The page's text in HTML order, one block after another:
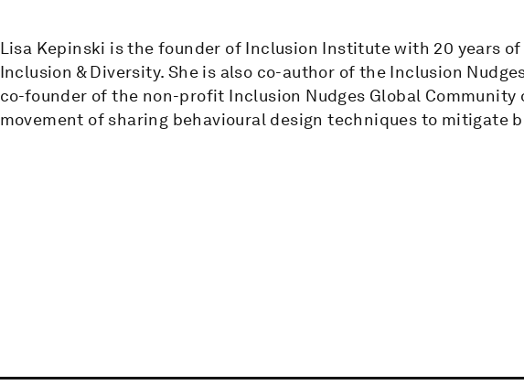
Lisa Kepinski is the founder of Inclusion Institute with 20 years
Inclusion & Diversity. She is also co-author of the Inclusion
co-founder of the non-profit Inclusion Nudges Global Community
movement of sharing behavioural design techniques to mitigate